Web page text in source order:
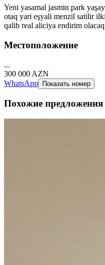
Yeni yasamal jasmin park
otaq yari eşyali menzil satilir
qalib real aliciya endirim olacaq
Местоположение
...
300 000 AZN
WhatsApp
Показать номер
Похожие предложения